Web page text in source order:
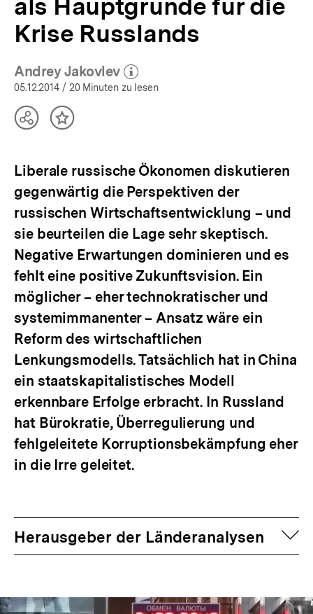
Analysen
bpb.de
als Hauptgründe für die
Krise Russlands
Andrey Jakovlev
(Mehr zum Autor)
öffnen
05.12.2014 / 20 Minuten zu lesen
TeilenInhalt
Liberale russische Ökonomen diskutieren
gegenwärtig die Perspektiven der
russischen Wirtschaftsentwicklung – und
sie beurteilen die Lage sehr skeptisch.
Negative Erwartungen dominieren und es
fehlt eine positive Zukunftsvision. Ein
möglicher – eher technokratischer und
systemimmanenter – Ansatz wäre ein
Reform des wirtschaftlichen
Lenkungsmodells. Tatsächlich hat in China
ein staatskapitalistisches Modell
erkennbare Erfolge erbracht. In Russland
hat Bürokratie, Überregulierung und
fehlgeleitete Korruptionsbekämpfung eher
in die Irre geleitet.
Herausgeber der Länderanalysen